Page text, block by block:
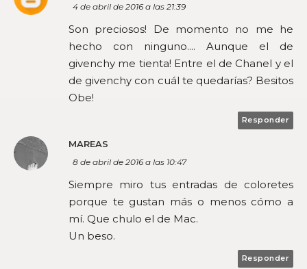
4 de abril de 2016 a las 21:39
Son preciosos! De momento no me he
hecho con ninguno.... Aunque el de
givenchy me tienta! Entre el de Chanel y el
de givenchy con cuál te quedarías? Besitos
Obe!
Responder
MAREAS
8 de abril de 2016 a las 10:47
Siempre miro tus entradas de coloretes
porque te gustan más o menos cómo a
mí. Que chulo el de Mac.
Un beso.
Responder